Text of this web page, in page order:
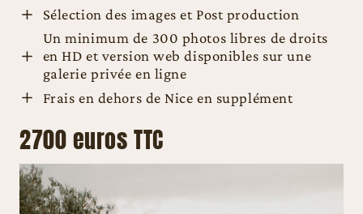
Sélection des images et Post production
Un minimum de 300 photos libres de droits
en HD et version web disponibles sur une
galerie privée en ligne
Frais en dehors de Nice en supplément
2700 euros TTC